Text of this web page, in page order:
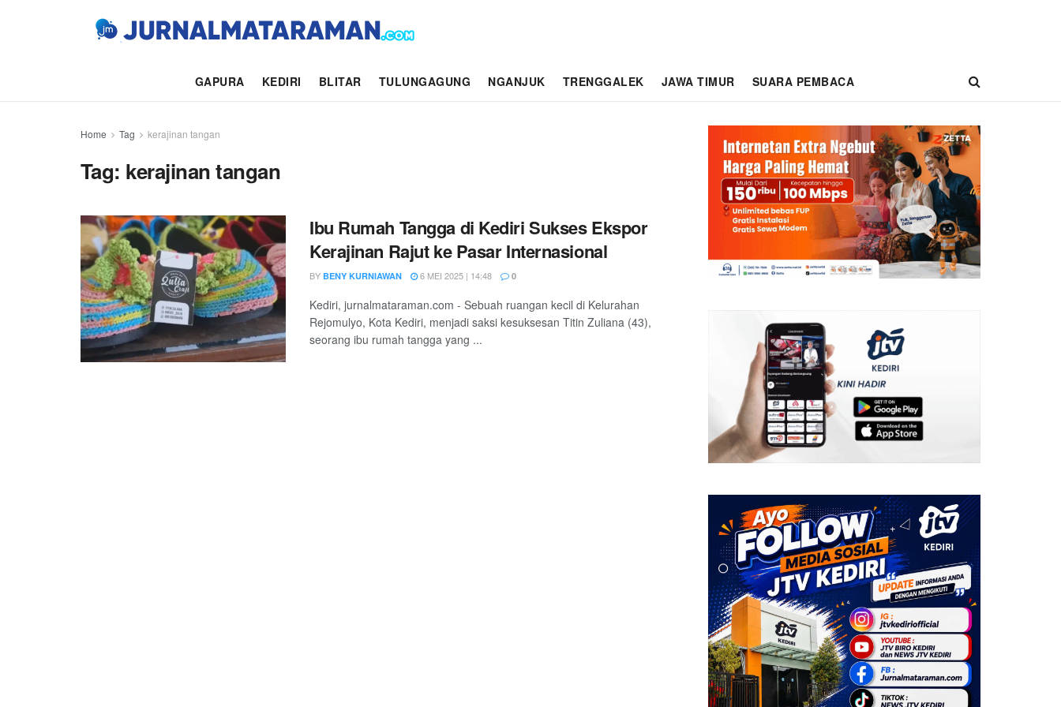
GAPURA KEDIRI BLITAR TULUNGAGUNG NGANJUK TRENGGALEK JAWA TIMUR SUARA PEMBACA
Home Tag kerajinan tangan
Tag: kerajinan tangan
Ibu Rumah Tangga di Kediri Sukses Ekspor
Kerajinan Rajut ke Pasar Internasional
BY BENY KURNIAWAN 6 MEI 2025 | 14:48 0
Kediri, jurnalmataraman.com - Sebuah ruangan kecil di Kelurahan
Rejomulyo, Kota Kediri, menjadi saksi kesuksesan Titin Zuliana (43),
seorang ibu rumah tangga yang ...